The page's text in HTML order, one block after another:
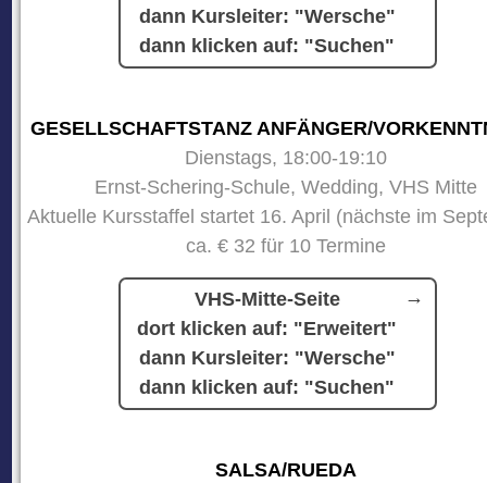
dann Kursleiter: "Wersche"
dann klicken auf: "Suchen"
GESELLSCHAFTSTANZ ANFÄNGER/
Dienstags, 18:00-19:10
Ernst-Schering-Schule, Wedding, VHS Mitte
Aktuelle Kursstaffel startet 16. April (nächste im
ca. € 32 für 10 Termine
VHS-Mitte-Seite
dort klicken auf: "Erweitert"
dann Kursleiter: "Wersche"
dann klicken auf: "Suchen"
SALSA/RUEDA